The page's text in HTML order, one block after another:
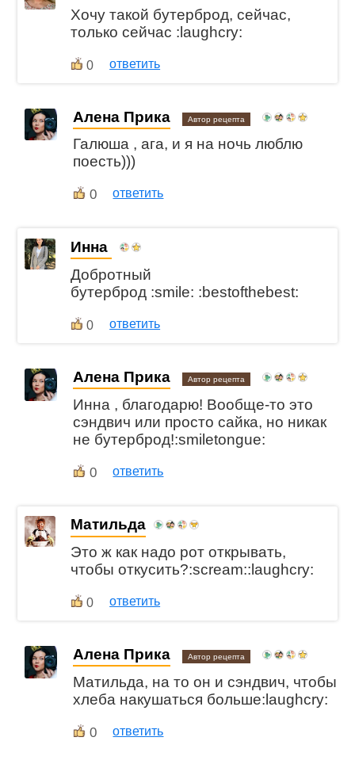
Хочу такой бутерброд, сейчас,
только сейчас :laughcry:
0 ответить
Алена Прика Автор рецепта
Галюша , ага, и я на ночь люблю
поесть)))
0 ответить
Инна
Добротный
бутерброд :smile: :bestofthebest:
0 ответить
Алена Прика Автор рецепта
Инна , благодарю! Вообще-то это
сэндвич или просто сайка, но никак
не бутерброд!:smiletongue:
0 ответить
Матильда
Это ж как надо рот открывать,
чтобы откусить?:scream::laughcry:
0 ответить
Алена Прика Автор рецепта
Матильда, на то он и сэндвич, чтобы
хлеба накушаться больше:laughcry:
0 ответить